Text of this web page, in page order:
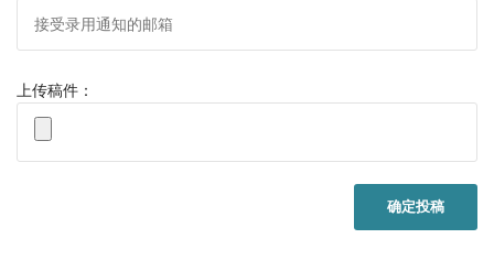
上传稿件：
确定投稿